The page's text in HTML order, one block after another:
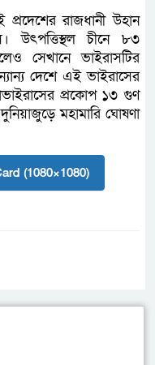
প্রদেশের রাজধানী উহান
উৎপত্তিস্থল চীনে ৮৩
সেখানে ভাইরাসটির
দেশে এই ভাইরাসের
প্রকোপ ১৩ গুণ
মহামারি ঘোষণা
(1080×1080)